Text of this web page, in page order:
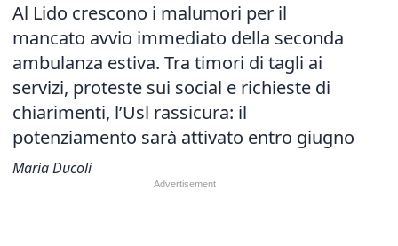
Al Lido crescono i malumori per il
mancato avvio immediato della seconda
ambulanza estiva. Tra timori di tagli ai
servizi, proteste sui social e richieste di
chiarimenti, l’Usl rassicura: il
potenziamento sarà attivato entro giugno
Maria Ducoli